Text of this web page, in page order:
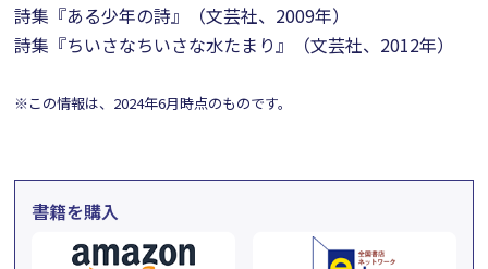
詩集『ある少年の詩』（文芸社、2009年）
詩集『ちいさなちいさな水たまり』（文芸社、2012年）
※この情報は、2024年6月時点のものです。
書籍を購入